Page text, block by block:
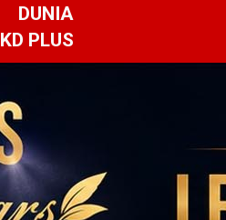
DUNIA
KD PLUS